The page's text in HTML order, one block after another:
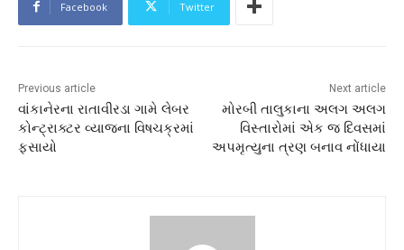
Facebook Twitter
Previous article
વાંકાનેરના રાતાવીરડા ગામે લેબર
કોન્ટ્રાક્ટર વ્યાજના વિષચક્રમાં
ફસાયો
Next article
મોરબી તાલુકાના અલગ અલગ
વિસ્તારોમાં એક જ દિવસમાં
અપમૃત્યુના ત્રણ બનાવ નોંધાયા